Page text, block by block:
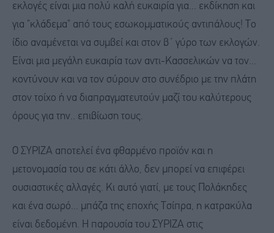
εκλογές είναι μια πολύ καλή ευκαιρία για... εκδίκηση και
για "κλάδεμα" από τους εσωκομματικούς αντιπάλους! Το
ίδιο αναμένεται να συμβεί και στον β΄ γύρο των εκλογών.
Είναι μια μεγάλη ευκαιρία των αντι-Κασσελικών να τον...
κοντύνουν και να τον σύρουν στο συνέδριο με την πλάτη
στον τοίχο ή να διαπραγματευτούν μαζί του καλύτερους
όρους για την.. επιβίωση τους.
Ο ΣΥΡΙΖΑ αποτελεί ένα φθαρμένο προϊόν και η
μετονομασία του σε κάτι άλλο, δεν μπορεί να επιφέρει
ουσιαστικές αλλαγές. Κι αυτό γιατί, με τους Πολάκηδες
και ένα σωρό... μπάζα της εποχής Τσίπρα, η κατρακύλα
είναι δεδομένη. Η παρουσία του ΣΥΡΙΖΑ στις